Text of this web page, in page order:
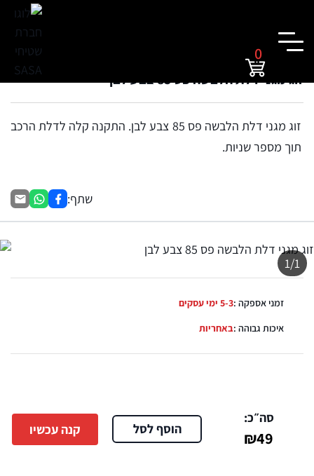
0
זוג מגני דלת הלבשה פס 85 צבע לבן
זוג מגני דלת הלבשה פס 85 צבע לבן. התקנה קלה לדלת הרכב
תוך מספר שניות.
שתף:
1/1
זמני אספקה : 5-3 ימי עסקים
איכות גבוהה : באחריות
סה״כ:
₪49 הוסף לסל קנה עכשיו